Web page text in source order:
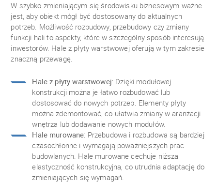
W szybko zmieniającym się środowisku biznesowym ważne
jest, aby obiekt mógł być dostosowany do aktualnych
potrzeb. Możliwość rozbudowy, przebudowy czy zmiany
funkcji hali to aspekty, które w szczególny sposób interesują
inwestorów. Hale z płyty warstwowej oferują w tym zakresie
znaczną przewagę.
Hale z płyty warstwowej: Dzięki modułowej
konstrukcji można je łatwo rozbudować lub
dostosować do nowych potrzeb. Elementy płyty
można zdemontować, co ułatwia zmiany w aranżacji
wnętrza lub dodawanie nowych modułów.
Hale murowane: Przebudowa i rozbudowa są bardziej
czasochłonne i wymagają poważniejszych prac
budowlanych. Hale murowane cechuje niższa
elastyczność konstrukcyjna, co utrudnia adaptację do
zmieniających się wymagań.